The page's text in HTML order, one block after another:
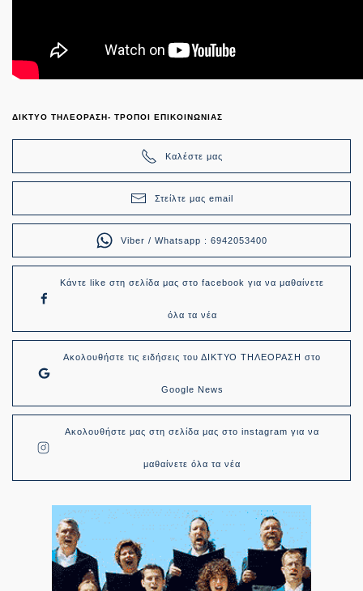
ΔΙΚΤΥΟ ΤΗΛΕΟΡΑΣΗ- ΤΡΟΠΟΙ ΕΠΙΚΟΙΝΩΝΙΑΣ
Καλέστε μας
Στείλτε μας email
Viber / Whatsapp : 6942053400
Κάντε like στη σελίδα μας στο facebook για να μαθαίνετε
όλα τα νέα
Ακολουθήστε τις ειδήσεις του ΔΙΚΤΥΟ ΤΗΛΕΟΡΑΣΗ στο
Google News
Ακολουθήστε μας στη σελίδα μας στο instagram για να
μαθαίνετε όλα τα νέα